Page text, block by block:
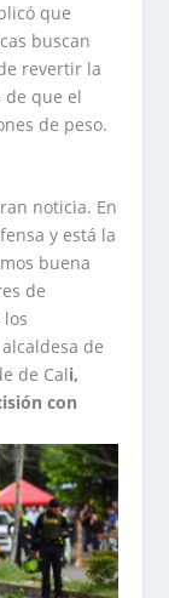
que
buscan
revertir la
de que el
de peso.
noticia. En
y está la
buena
de
de
de Cali,
con